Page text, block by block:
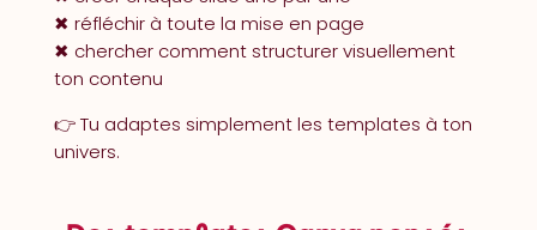
✖︎ réfléchir à toute la mise en page
✖︎ chercher comment structurer visuellement
ton contenu
👉 Tu adaptes simplement les templates à ton
univers.